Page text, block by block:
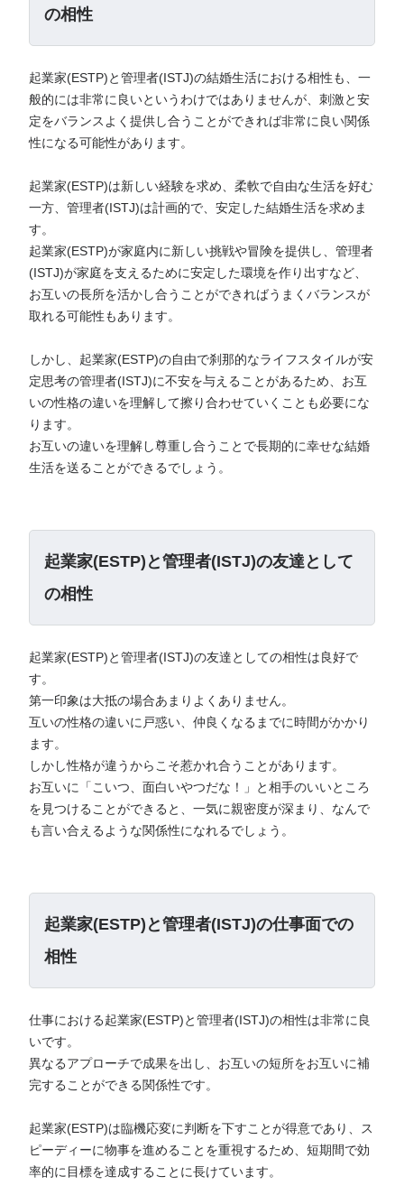
の相性
起業家(ESTP)と管理者(ISTJ)の結婚生活における相性も、一
般的には非常に良いというわけではありませんが、刺激と安
定をバランスよく提供し合うことができれば非常に良い関係
性になる可能性があります。
起業家(ESTP)は新しい経験を求め、柔軟で自由な生活を好む
一方、管理者(ISTJ)は計画的で、安定した結婚生活を求めま
す。
起業家(ESTP)が家庭内に新しい挑戦や冒険を提供し、管理者
(ISTJ)が家庭を支えるために安定した環境を作り出すなど、
お互いの長所を活かし合うことができればうまくバランスが
取れる可能性もあります。
しかし、起業家(ESTP)の自由で刹那的なライフスタイルが安
定思考の管理者(ISTJ)に不安を与えることがあるため、お互
いの性格の違いを理解して擦り合わせていくことも必要にな
ります。
お互いの違いを理解し尊重し合うことで長期的に幸せな結婚
生活を送ることができるでしょう。
起業家(ESTP)と管理者(ISTJ)の友達として
の相性
起業家(ESTP)と管理者(ISTJ)の友達としての相性は良好で
す。
第一印象は大抵の場合あまりよくありません。
互いの性格の違いに戸惑い、仲良くなるまでに時間がかかり
ます。
しかし性格が違うからこそ惹かれ合うことがあります。
お互いに「こいつ、面白いやつだな！」と相手のいいところ
を見つけることができると、一気に親密度が深まり、なんで
も言い合えるような関係性になれるでしょう。
起業家(ESTP)と管理者(ISTJ)の仕事面での
相性
仕事における起業家(ESTP)と管理者(ISTJ)の相性は非常に良
いです。
異なるアプローチで成果を出し、お互いの短所をお互いに補
完することができる関係性です。
起業家(ESTP)は臨機応変に判断を下すことが得意であり、ス
ピーディーに物事を進めることを重視するため、短期間で効
率的に目標を達成することに長けています。